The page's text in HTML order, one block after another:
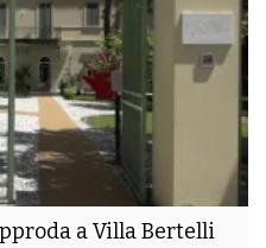
a Villa Bertelli